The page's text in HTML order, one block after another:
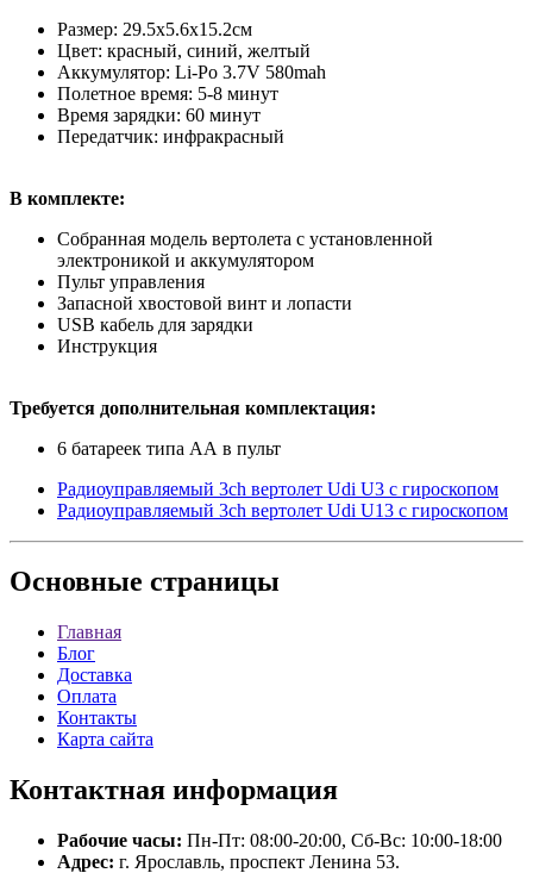
Размер: 29.5х5.6х15.2см
Цвет: красный, синий, желтый
Аккумулятор: Li-Po 3.7V 580mah
Полетное время: 5-8 минут
Время зарядки: 60 минут
Передатчик: инфракрасный
В комплекте:
Собранная модель вертолета с установленной
электроникой и аккумулятором
Пульт управления
Запасной хвостовой винт и лопасти
USB кабель для зарядки
Инструкция
Требуется дополнительная комплектация:
6 батареек типа АА в пульт
Радиоуправляемый 3ch вертолет Udi U3 с гироскопом
Радиоуправляемый 3ch вертолет Udi U13 с гироскопом
Основные страницы
Главная
Блог
Доставка
Оплата
Контакты
Карта сайта
Контактная информация
Рабочие часы: Пн-Пт: 08:00-20:00, Сб-Вс: 10:00-18:00
Адрес: г. Ярославль, проспект Ленина 53.